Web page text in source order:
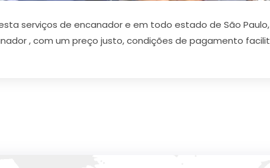
serviços de encanador e em todo estado de São
, com um preço justo, condições de pagamento